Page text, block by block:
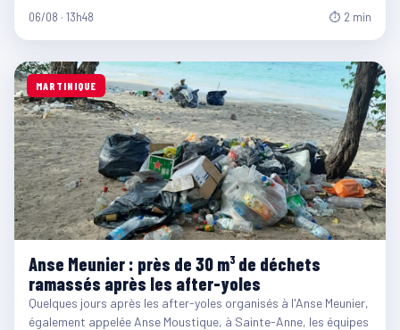
06/08 · 13h48 ⏱ 2 min
MARTINIQUE
Anse Meunier : près de 30 m³ de déchets
ramassés après les after-yoles
Quelques jours après les after-yoles organisés à l'Anse Meunier,
également appelée Anse Moustique, à Sainte-Anne, les équipes